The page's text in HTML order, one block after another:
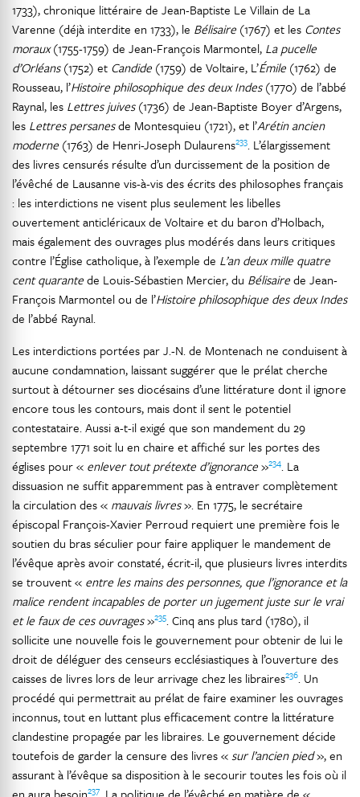
1733), chronique littéraire de Jean-Baptiste Le Villain de La
Varenne (déjà interdite en 1733), le Bélisaire (1767) et les Contes
moraux(1755-1759) de Jean-François Marmontel, La pucelle
d’Orléans(1752) et Candide (1759) de Voltaire, L’Émile (1762) de
Rousseau, l’Histoire philosophique des deux Indes(1770) de l’abbé
Raynal, les Lettres juives(1736) de Jean-Baptiste Boyer d’Argens,
les Lettres persanesde Montesquieu (1721), et l’Arétin ancien
moderne (1763) de Henri-Joseph Dulaurens233. L’élargissement
des livres censurés résulte d’un durcissement de la position de
l’évêché de Lausanne vis-à-vis des écrits des philosophes français
: les interdictions ne visent plus seulement les libelles
ouvertement anticléricaux de Voltaire et du baron d’Holbach,
mais également des ouvrages plus modérés dans leurs critiques
contre l’Église catholique, à l’exemple de L’an deux mille quatre
cent quarantede Louis-Sébastien Mercier, du Bélisairede Jean-
François Marmontel ou de l’Histoire philosophique des deux Indes
de l’abbé Raynal.
Les interdictions portées par J.-N. de Montenach ne conduisent à
aucune condamnation, laissant suggérer que le prélat cherche
surtout à détourner ses diocésains d’une littérature dont il ignore
encore tous les contours, mais dont il sent le potentiel
contestataire. Aussi a-t-il exigé que son mandement du 29
septembre 1771 soit lu en chaire et affiché sur les portes des
églises pour « enlever tout prétexte d’ignorance»234. La
dissuasion ne suffit apparemment pas à entraver complètement
la circulation des « mauvais livres». En 1775, le secrétaire
épiscopal François-Xavier Perroud requiert une première fois le
soutien du bras séculier pour faire appliquer le mandement de
l’évêque après avoir constaté, écrit-il, que plusieurs livres interdits
se trouvent « entre les mains des personnes, que l’ignorance et la
malice rendent incapables de porter un jugement juste sur le vrai
et le faux de ces ouvrages»235. Cinq ans plus tard (1780), il
sollicite une nouvelle fois le gouvernement pour obtenir de lui le
droit de déléguer des censeurs ecclésiastiques à l’ouverture des
caisses de livres lors de leur arrivage chez les libraires236. Un
procédé qui permettrait au prélat de faire examiner les ouvrages
inconnus, tout en luttant plus efficacement contre la littérature
clandestine propagée par les libraires. Le gouvernement décide
toutefois de garder la censure des livres «sur l’ancien pied», en
assurant à l’évêque sa disposition à le secourir toutes les fois où il
237